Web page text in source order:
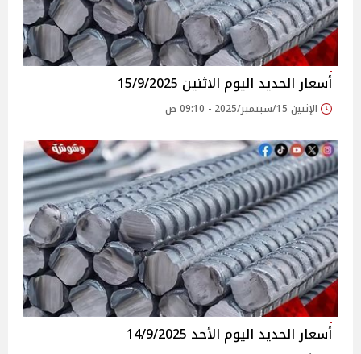
أسعار الحديد اليوم الاثنين 15/9/2025
الإثنين 15/سبتمبر/2025 - 09:10 ص
أسعار الحديد اليوم الأحد 14/9/2025